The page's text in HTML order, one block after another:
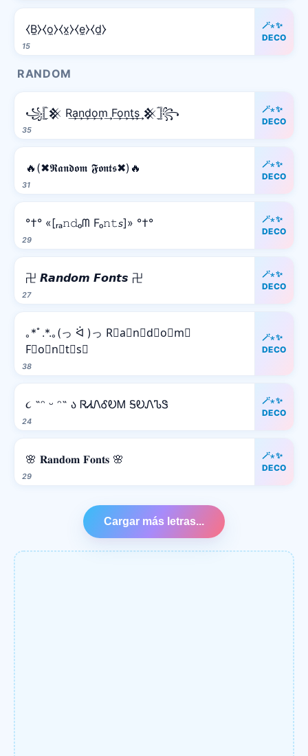
15
⧼B̼⧽⧼o̼⧽⧼x̼⧽⧼e̼⧽⧼d̼⧽
🪄⋆✨
DECO
RANDOM
35
꧁𓊈𒆜 R͢a͢n͢d͢o͢m͢ F͢o͢n͢t͢s͢ 𒆜𓊉꧂
🪄⋆✨
DECO
31
🔥(✖𝕽𝖆𝖓𝖉𝖔𝖒 𝕱𝖔𝖓𝖙𝖘✖)🔥
🪄⋆✨
DECO
29
°†° «[ᵣₐ𝚗𝚍ₒᗰ Fₒ𝚗𝚝𝘴]» °†°
🪄⋆✨
DECO
27
卍 𝙍𝙖𝙣𝙙𝙤𝙢 𝙁𝙤𝙣𝙩𝙨 卍
🪄⋆✨
DECO
38
｡*ﾟ.*.｡(っ ᐛ )っ R⃒a⃒n⃒d⃒o⃒m⃒
F⃒o⃒n⃒t⃒s⃒
🪄⋆✨
DECO
24
૮ ˶ᵔ ᵕ ᵔ˶ ა ᏒᏗᏁᎴᎧᎷ ᎦᎧᏁᏖᏕ
🪄⋆✨
DECO
29
🌸 𝐑𝐚𝐧𝐝𝐨𝐦 𝐅𝐨𝐧𝐭𝐬 🌸
🪄⋆✨
DECO
Cargar más letras...